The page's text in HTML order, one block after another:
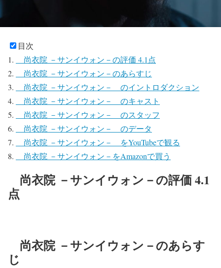
目次
尚衣院 －サンイウォン－の評価 4.1点
尚衣院 －サンイウォン－のあらすじ
尚衣院 －サンイウォン－ のイントロダクション
尚衣院 －サンイウォン－ のキャスト
尚衣院 －サンイウォン－ のスタッフ
尚衣院 －サンイウォン－ のデータ
尚衣院 －サンイウォン－ をYouTubeで観る
尚衣院 －サンイウォン－をAmazonで買う
尚衣院 －サンイウォン－の評価 4.1
点
尚衣院 －サンイウォン－のあらす
じ